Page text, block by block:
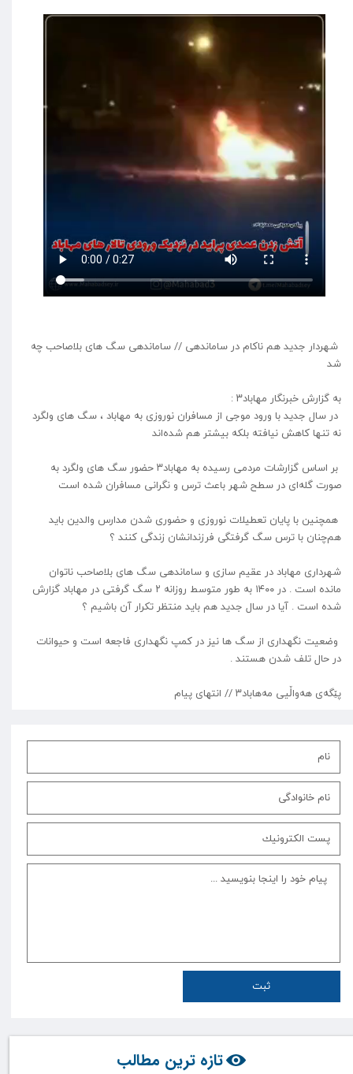
شهردار جدید هم ناکام در ساماندهی // ساماندهی سگ های بلاصاحب چه
شد
به گزارش خبرنگار مهاباد۳ :
در سال جدید با ورود موجی از مسافران نوروزی به مهاباد ، سگ های ولگرد
نه تنها کاهش نیافته بلکه بیشتر هم شده‌اند
بر اساس گزارشات مردمی رسیده به مهاباد۳ حضور سگ های ولگرد به
صورت گله‌ای در سطح شهر باعث ترس و نگرانی مسافران شده است
همچنین با پایان تعطیلات نوروزی و حضوری شدن مدارس والدین باید
هم‌چنان با ترس سگ گرفتگی فرزندانشان زندگی کنند ؟
شهرداری مهاباد در عقیم سازی و ساماندهی سگ های بلاصاحب ناتوان
مانده است . در ۱۴۰۰ به طور متوسط روزانه ۲ سگ گرفتی در مهاباد گزارش
شده است . آیا در سال جدید هم باید منتظر تکرار آن باشیم ؟
وضعیت نگهداری از سگ ها نیز در کمپ نگهداری فاجعه است و حیوانات
در حال تلف شدن هستند .
‌پێگەی هەواڵیی مەهاباد۳ // انتهای پیام
تازه ترین مطالب
ثبت